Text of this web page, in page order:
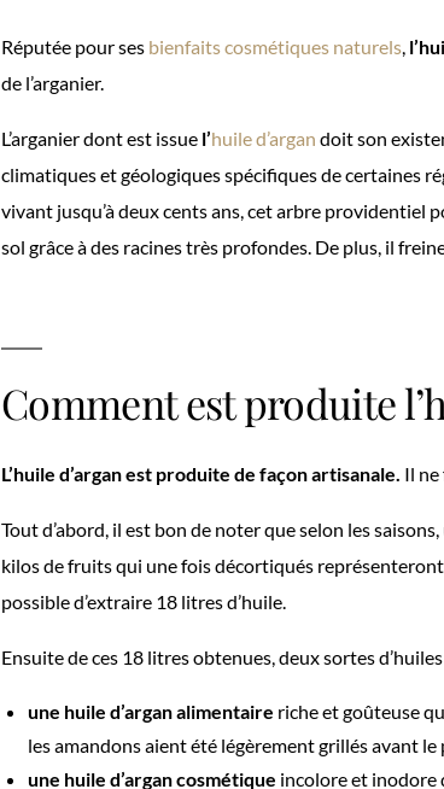
Réputée pour ses bienfaits cosmétiques naturels,
de l’arganier.
L’arganier dont est issue l’huile d’argan doit son
climatiques et géologiques spécifiques de certaines
vivant jusqu’à deux cents ans, cet arbre
sol grâce à des racines très profondes. De plus, il
Comment est produite
L’huile d’argan est produite de façon artisanale. Il
Tout d’abord, il est bon de noter que selon les
kilos de fruits qui une fois décortiqués représenteront
possible d’extraire 18 litres d’huile.
Ensuite de ces 18 litres obtenues, deux sortes
une huile d’argan alimentaire riche et goûteuse
les amandons aient été légèrement grillés avant le
une huile d’argan cosmétique incolore et inodore